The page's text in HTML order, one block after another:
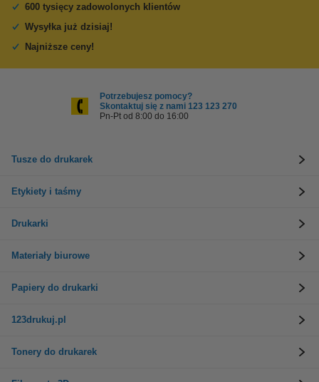
600 tysięcy zadowolonych klientów
Wysyłka już dzisiaj!
Najniższe ceny!
Potrzebujesz pomocy?
Skontaktuj się z nami 123 123 270
Pn-Pt od 8:00 do 16:00
Tusze do drukarek
Etykiety i taśmy
Drukarki
Materiały biurowe
Papiery do drukarki
123drukuj.pl
Tonery do drukarek